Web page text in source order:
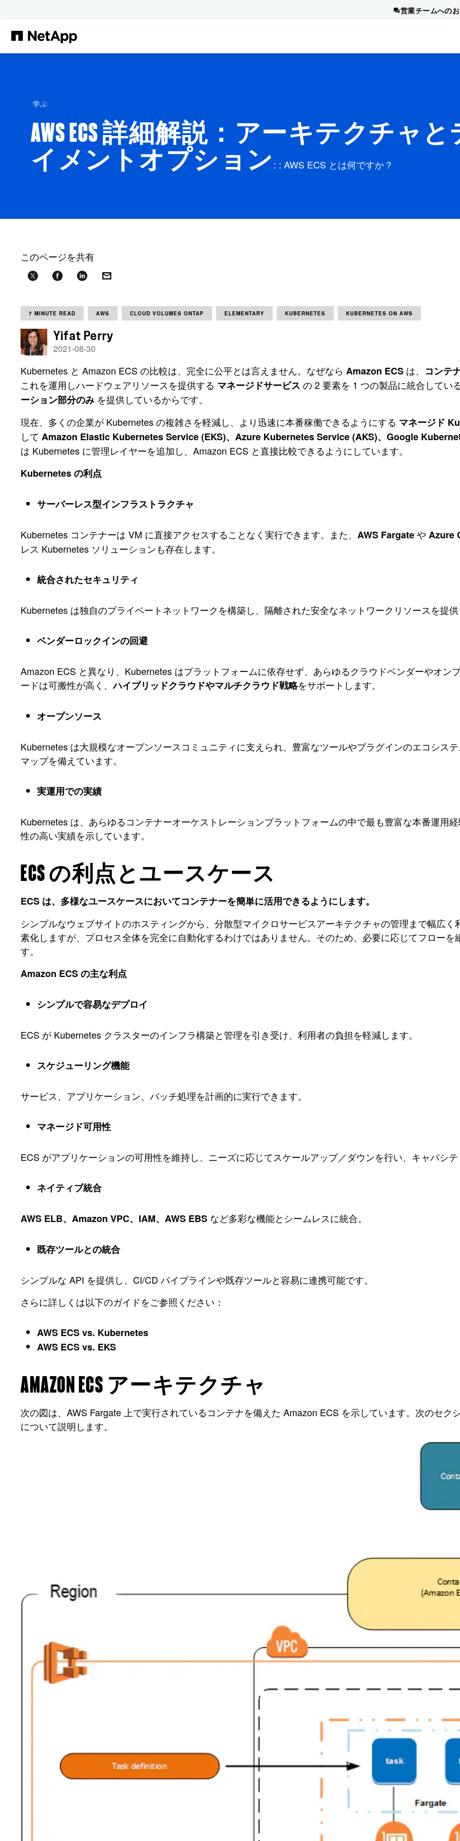
営業チームへの
学ぶ
AWS ECS 詳細解説：アーキテクチャ
イメントオプション : : AWS ECS とは何ですか？
このページを共有
7 MINUTE READ AWS CLOUD VOLUMES ONTAP ELEMENTARY KUBERNETES KUBERNETES ON AWS
Yifat Perry
2021-08-30
Kubernetes と Amazon ECS の比較は、完全に公平とは言えません。なぜなら Amazon ECS は、 コンテ
これを運用しハードウェアリソースを提供する マネージドサービス の 2 要素を 1 つの製品に統合してい
ーション部分のみ を提供しているからです。
現在、多くの企業が Kubernetes の複雑さを軽減し、より迅速に本番稼働できるようにする マネージド
して Amazon Elastic Kubernetes Service (EKS)、Azure Kubernetes Service (AKS)、Google
は Kubernetes に管理レイヤーを追加し、Amazon ECS と直接比較できるようにしています。
Kubernetes の利点
サーバーレス型インフラストラクチャ
Kubernetes コンテナーは VM に直接アクセスすることなく実行できます。また、 AWS Fargateや Azure
レス Kubernetes ソリューションも存在します。
統合されたセキュリティ
Kubernetes は独自のプライベートネットワークを構築し、隔離された安全なネットワークリソースを提供
ベンダーロックインの回避
Amazon ECS と異なり、Kubernetes はプラットフォームに依存せず、あらゆるクラウドベンダーやオン
ードは可搬性が高く、ハイブリッドクラウドやマルチクラウド戦略をサポートします。
オープンソース
Kubernetes は大規模なオープンソースコミュニティに支えられ、豊富なツールやプラグインのエコシス
マップを備えています。
実運用での実績
Kubernetes は、あらゆるコンテナーオーケストレーションプラットフォームの中で最も豊富な本番運用
性の高い実績を示しています。
ECS の利点とユースケース
ECS は、多様なユースケースにおいてコンテナーを簡単に活用できるようにします。
シンプルなウェブサイトのホスティングから、分散型マイクロサービスアーキテクチャの管理まで幅広
素化しますが、プロセス全体を完全に自動化するわけではありません。そのため、必要に応じてフロー
す。
Amazon ECS の主な利点
シンプルで容易なデプロイ
ECS が Kubernetes クラスターのインフラ構築と管理を引き受け、利用者の負担を軽減します。
スケジューリング機能
サービス、アプリケーション、バッチ処理を計画的に実行できます。
マネージド可用性
ECS がアプリケーションの可用性を維持し、ニーズに応じてスケールアップ／ダウンを行い、キャパシテ
ネイティブ統合
AWS ELB、Amazon VPC、IAM、AWS EBS など多彩な機能とシームレスに統合。
既存ツールとの統合
シンプルな API を提供し、CI/CD パイプラインや既存ツールと容易に連携可能です。
さらに詳しくは以下のガイドをご参照ください：
AWS ECS vs. Kubernetes
AWS ECS vs. EKS
AMAZON ECS アーキテクチャ
次の図は、AWS Fargate 上で実行されているコンテナを備えた Amazon ECS を示しています。次のセク
について説明します。